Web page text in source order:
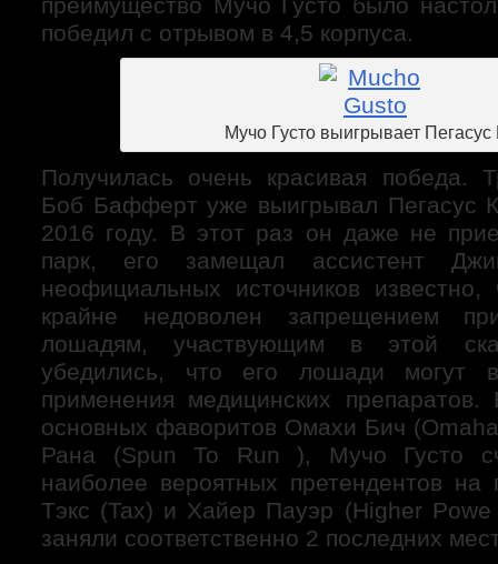
победил с отрывом в 4,5 корпуса.
Мучо Густо выигрывает Пегасус
Получилась очень красивая победа.
Боб Бафферт уже выигрывал Пегасус
2016 году. В этот раз он даже не
парк, его замещал ассистент
неофициальных источников
крайне недоволен запрещением
лошадям, участвующим в этой
убедились, что его лошади могут
применения медицинских препаратов.
основных фаворитов Омахи Бич
Рана (Spun To Run ), Мучо Густо
наиболее вероятных претендентов на
Тэкс (Tax) и Хайер Пауэр (Higher Powe
заняли соответственно 2 последних